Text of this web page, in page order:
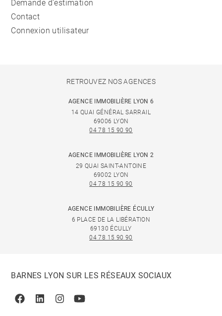
Demande d'estimation
Contact
Connexion utilisateur
RETROUVEZ NOS AGENCES
AGENCE IMMOBILIÈRE LYON 6
14 QUAI GÉNÉRAL SARRAIL
69006 LYON
04 78 15 90 90
AGENCE IMMOBILIÈRE LYON 2
29 QUAI SAINT-ANTOINE
69002 LYON
04 78 15 90 90
AGENCE IMMOBILIÈRE ÉCULLY
6 PLACE DE LA LIBÉRATION
69130 ÉCULLY
04 78 15 90 90
BARNES LYON SUR LES RÉSEAUX SOCIAUX
FacebookLinkedinInstagramYoutube